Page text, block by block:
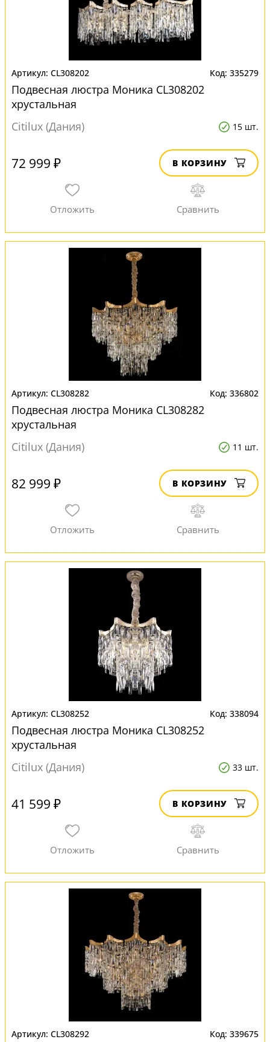
CL308202 335279
Подвесная люстра Моника CL308202
хрустальная
Citilux (Дания)
15 шт.
72 999 ₽ В КОРЗИНУ
CL308282 336802
Подвесная люстра Моника CL308282
хрустальная
Citilux (Дания)
11 шт.
82 999 ₽ В КОРЗИНУ
CL308252 338094
Подвесная люстра Моника CL308252
хрустальная
Citilux (Дания)
33 шт.
41 599 ₽ В КОРЗИНУ
CL308292 339675